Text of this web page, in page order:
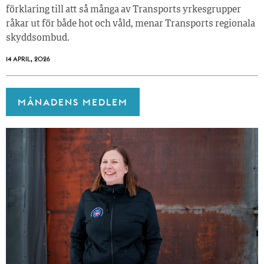
förklaring till att så många av Transports yrkesgrupper
råkar ut för både hot och våld, menar Transports regionala
skyddsombud.
14 APRIL, 2026
MÅNADENS MEDLEM